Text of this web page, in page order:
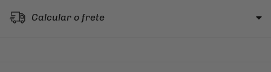
Calcular o frete